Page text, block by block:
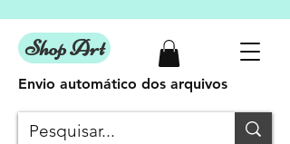
Shop Art
Envio automático dos arquivos